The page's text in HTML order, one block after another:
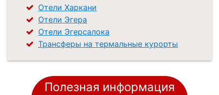
Отели Харкани
Отели Эгера
Отели Эгерсалока
Трансферы на термальные курорты
Полезная информация